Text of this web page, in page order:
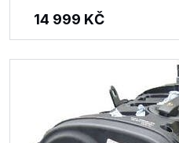
14 999 KČ